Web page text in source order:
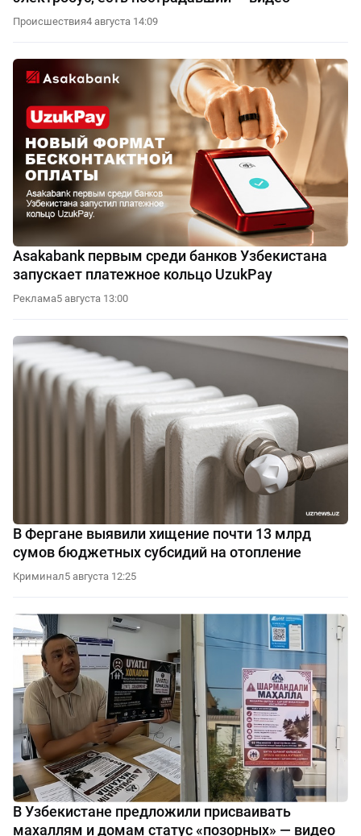
Происшествия4 августа 14:09
Asakabank первым среди банков Узбекистана
запускает платежное кольцо UzukPay
Реклама5 августа 13:00
В Фергане выявили хищение почти 13 млрд
сумов бюджетных субсидий на отопление
Криминал5 августа 12:25
В Узбекистане предложили присваивать
махаллям и домам статус «позорных» — видео